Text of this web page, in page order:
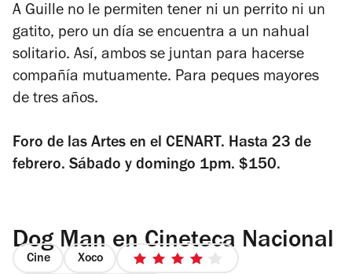
A Guille no le permiten tener ni un perrito ni un
gatito, pero un día se encuentra a un nahual
solitario. Así, ambos se juntan para hacerse
compañía mutuamente. Para peques mayores
de tres años.
Foro de las Artes en el CENART. Hasta 23 de
febrero. Sábado y domingo 1pm. $150.
Dog Man en Cineteca Nacional
Cine Xoco
4